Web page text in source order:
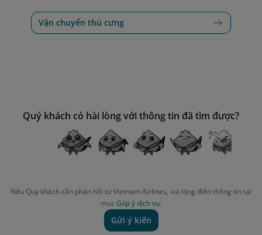
Vận chuyển thú cưng
Quý khách có hài lòng với thông tin đã tìm được?
Nếu Quý khách cần phản hồi từ Vietnam Airlines, vui lòng điền thông tin tại
mục Góp ý dịch vụ.
Gửi ý kiến